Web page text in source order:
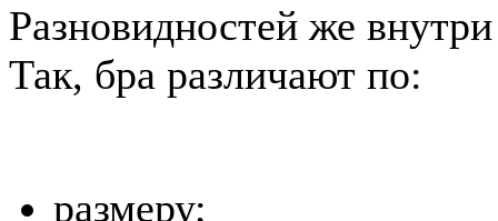
Разновидностей же
Так, бра различают по:
размеру;